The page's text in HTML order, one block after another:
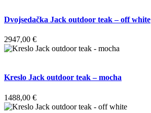
Dvojsedačka Jack outdoor teak – off white
2947,00 €
Kreslo Jack outdoor teak – mocha
1488,00 €